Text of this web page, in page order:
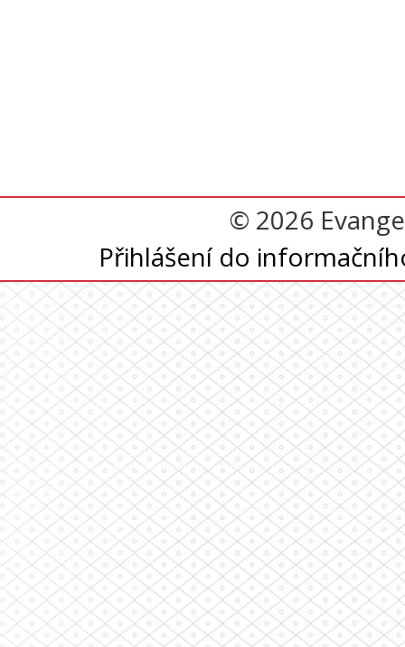
© 2026
Přihlášení do